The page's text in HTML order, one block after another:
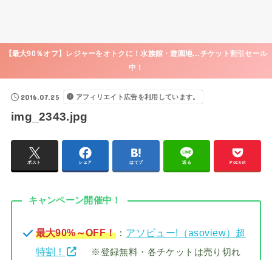
【最大90％オフ】レジャーをオトクに！水族館・遊園地…チケット割引セール
中！
2016.07.25 アフィリエイト広告を利用しています。
img_2343.jpg
ポスト シェア はてブ 送る Pocket
キャンペーン開催中！
最大90%～OFF！： アソビュー!（asoview）超
特割！
※登録無料・各チケットは売り切れ